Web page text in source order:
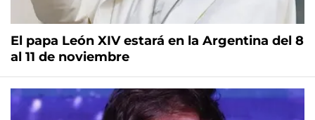
El papa León XIV estará en la Argentina del 8
al 11 de noviembre